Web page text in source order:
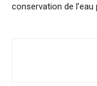
conservation de l’eau